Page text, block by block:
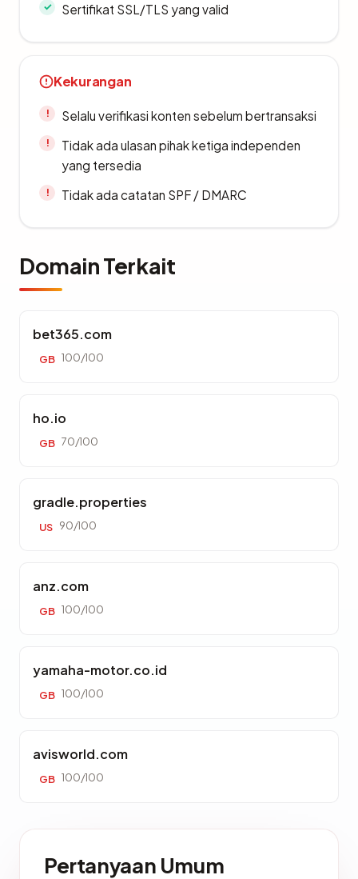
Sertifikat SSL/TLS yang valid
Kekurangan
Selalu verifikasi konten sebelum bertransaksi
Tidak ada ulasan pihak ketiga independen
yang tersedia
Tidak ada catatan SPF / DMARC
Domain Terkait
bet365.com
GB 100/100
ho.io
GB 70/100
gradle.properties
US 90/100
anz.com
GB 100/100
yamaha-motor.co.id
GB 100/100
avisworld.com
GB 100/100
Pertanyaan Umum